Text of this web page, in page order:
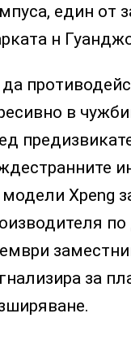
един от
н
да
в
модели Xpeng
за